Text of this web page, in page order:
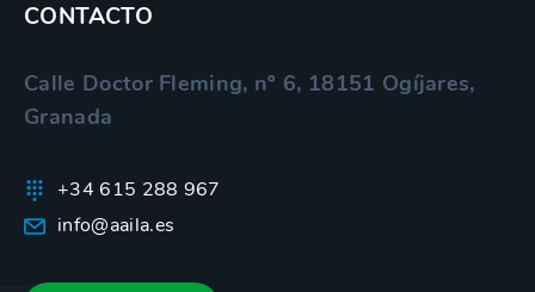
CONTACTO
Calle Doctor Fleming, nº 6, 18151 Ogíjares,
Granada
+34 615 288 967
info@aaila.es